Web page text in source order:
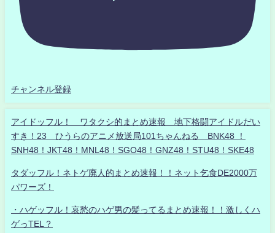
チャンネル登録
アイドッフル！ ワタクシ的まとめ速報 地下格闘アイドルだい
すき！23 ひうらのアニメ放送局101ちゃんねる BNK48 ！
SNH48！JKT48！MNL48！SGO48！GNZ48！STU48！SKE48
タダッフル！ネトゲ廃人的まとめ速報！！ネット乞食DE2000万
パワーズ！
・ハゲッフル！哀愁のハゲ男の髪ってるまとめ速報！！激しくハ
ゲっTEL？